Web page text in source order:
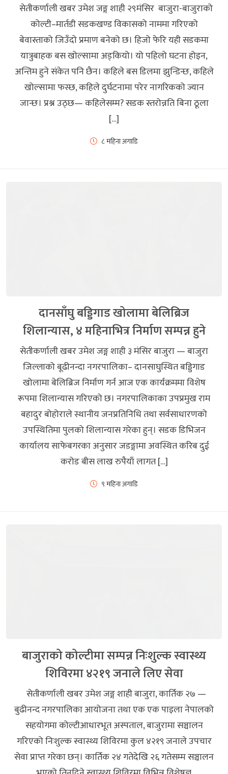
सेतीकर्णाली खबर उमेश जङ्ग शाही २९मंसिर बाजुरा-बाजुराको
कोल्टी–मार्तडी सडकखण्ड विकासको नाममा गरिएको
बेवास्ताको जिउँदो प्रमाण बनेको छ। हिजो फेरि यही सडकमा
यात्रुबाहक बस खोल्सामा अड्कियो। यो पहिलो घटना होइन,
अन्तिम हुने संकेत पनि छैन। कहिले बस डिलमा झुन्डिन्छ, कहिले
खोल्सामा फस्छ, कहिले दुर्घटनामा परेर नागरिकको ज्यान
जान्छ। प्रश्न उठ्छ— कहिलेसम्म? सडक स्तरोन्नति बिना ठूला
[…]
८ महिना अगाडि
दानसाँघु बड्डिगाड खोलामा बेलिब्रिज
शिलान्यास, ४ महिनाभित्र निर्माण सम्पन्न हुने
सेतीकर्णाली खबर उमेश जङ्ग शाही ३ मंसिर बाजुरा — बाजुरा
जिल्लाको बूढीनन्दा नगरपालिका– दानसाघुस्थित बड्डिगाड
खोलामा बेलिब्रिज निर्माण गर्न आज एक कार्यक्रममा विशेष
रूपमा शिलान्यास गरिएको छ। नगरपालिकाका उपप्रमुख राम
बहादुर बोहोराले स्थानीय जनप्रतिनिधि तथा सर्वसाधारणको
उपस्थितिमा पुलको शिलान्यास गरेका हुन्। सडक डिभिजन
कार्यालय साफेबगरका अनुसार जडङ्गामा अवस्थित करिब दुई
करोड बीस लाख रुपैयाँ लागत […]
९ महिना अगाडि
बाजुराको कोल्टीमा सम्पन्न निःशुल्क स्वास्थ्य
शिविरमा ४२१९ जनाले लिए सेवा
सेतीकर्णाली खबर उमेश जङ्ग शाही बाजुरा, कार्तिक २७ —
बुढीनन्द नगरपालिका आयोजना तथा एक एक पाइला नेपालको
सहयोगमा कोल्टीआधारभूत अस्पताल, बाजुरामा सञ्चालन
गरिएको निःशुल्क स्वास्थ्य शिविरमा कुल ४२१९ जनाले उपचार
सेवा प्राप्त गरेका छन्। कार्तिक २४ गतेदेखि २६ गतेसम्म सञ्चालन